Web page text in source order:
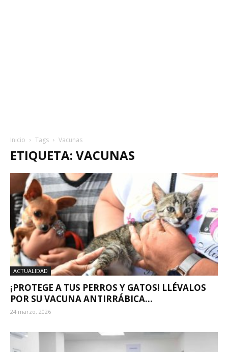
Inicio Tags Vacunas
ETIQUETA: VACUNAS
ACTUALIDAD
¡PROTEGE A TUS PERROS Y GATOS! LLÉVALOS
POR SU VACUNA ANTIRRÁBICA...
24 marzo, 2026